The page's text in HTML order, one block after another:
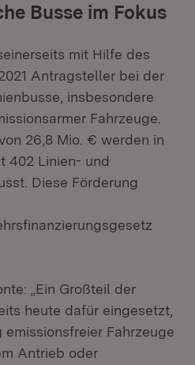
Busse im Fokus
mit Hilfe des
Antragsteller bei der
insbesondere
Fahrzeuge.
26,8 Mio. € werden in
402 Linien- und
Diese Förderung
„Ein Großteil der
heute dafür eingesetzt,
Fahrzeuge
Antrieb oder